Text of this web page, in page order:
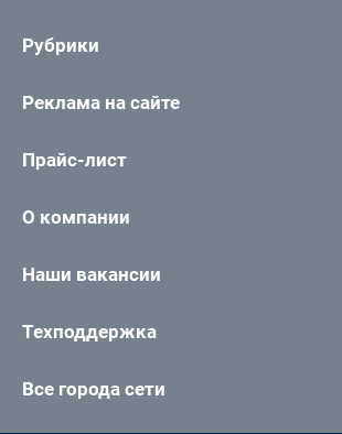
Рубрики
Реклама на сайте
Прайс-лист
О компании
Наши вакансии
Техподдержка
Все города сети